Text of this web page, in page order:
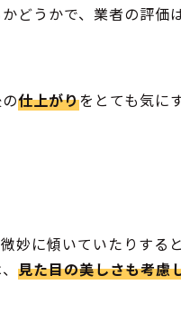
どうかで、業者の評価
仕上がりをとても気に
妙に傾いていたりする
見た目の美しさも考慮